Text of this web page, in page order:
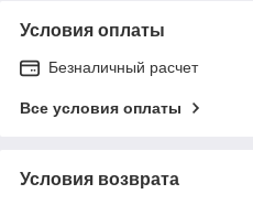
Условия оплаты
Безналичный расчет
Все условия оплаты
Условия возврата